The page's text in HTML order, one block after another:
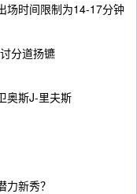
场时间限制为14-17分钟
分道扬镳
奥斯J-里夫斯
新秀？